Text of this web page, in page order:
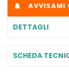
 AVVISAMI
DETTAGLI
SCHEDA